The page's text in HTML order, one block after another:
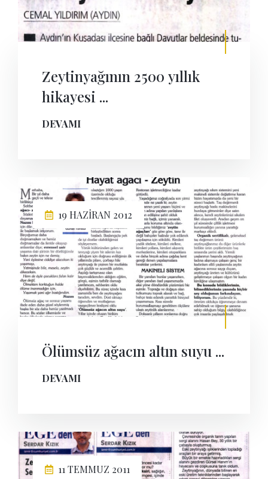
Zeytinyağının 2500 yıllık
hikayesi ...
DEVAMI
19 HAZIRAN 2012
Ölümsüz ağacın altın suyu ...
DEVAMI
11 TEMMUZ 2011